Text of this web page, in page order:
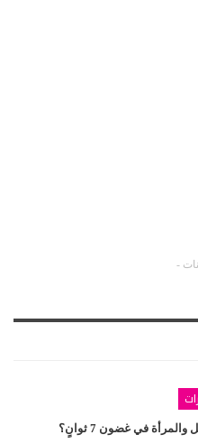
في غضون 7 ثوانٍ؟